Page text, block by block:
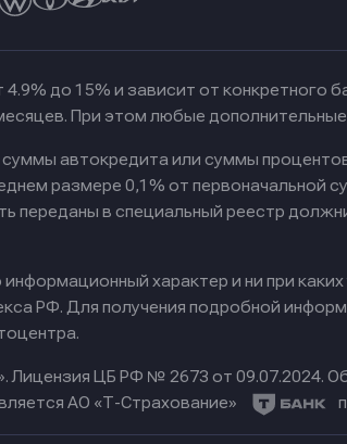
4.9% до 15% и зависит от
При этом любые
автокредита или суммы
размере 0,1% от первоначальной
переданы в специальный реестр
характер и ни при
РФ. Для получения подробной
Лицензия ЦБ РФ № 2673 от 09.07.2024.
АО «Т-Страхование»